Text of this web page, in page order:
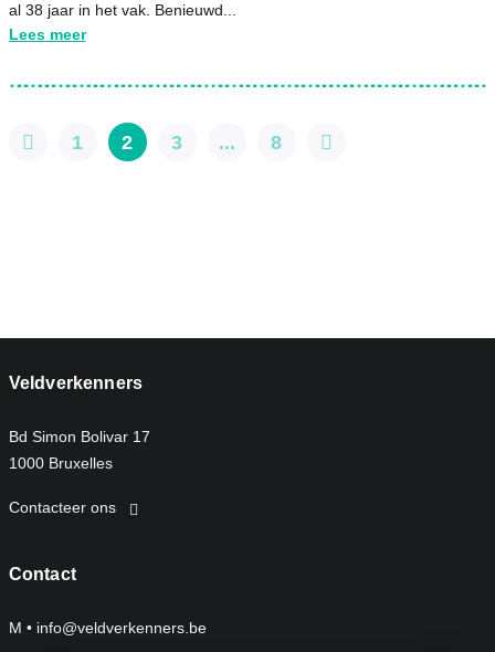
al 38 jaar in het vak. Benieuwd...
Lees meer
1 2 3 ... 8
Veldverkenners
Bd Simon Bolivar 17
1000 Bruxelles
Contacteer ons
Contact
M • info@veldverkenners.be